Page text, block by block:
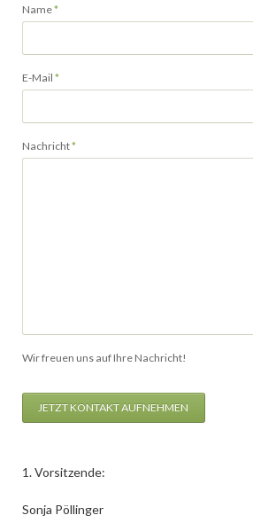
Pflichtfeld
Name*
Pflichtfeld
E-Mail *
Pflichtfeld
Nachricht*
Wir freuen uns auf Ihre Nachricht!
JETZT KONTAKT AUFNEHMEN
1. Vorsitzende:
Sonja Pöllinger